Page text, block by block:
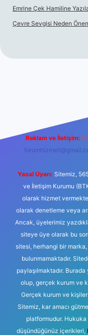
Emrine Çek Hamiline
Çevre Sevgisi Neden
Reklam ve İletişim:
Yasal Uyarı: Sitemiz,
ve İletişim Kurumu
olarak hizmet
olarak denetleme veya
Ancak, üyelerimiz
siteye üye olarak bu
sitesi, herhangi bir
bulunmamaktadır.
paylaşılmaktadır.
olup, gerçek kurum ve
Gerçek kurum ve
Sitemiz, kar amacı
platformudur. Hukuka
düşündüğünüz içerikleri,